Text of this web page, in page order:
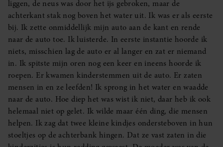
liggen, de neus was door het ijs gebroken, maar de
achterkant stak nog boven het water uit. Ik was er als eerste
bij. Ik zette onmiddellijk mijn auto aan de kant en rende
naar de auto toe. Ik luisterde. In eerste instantie hoorde ik
niets, misschien lag de auto er al langer en zat er niemand
in. Ik spitste mijn oren nog een keer en ineens hoorde ik
roepen. Er kwamen kinderstemmen uit de auto. Er zaten
mensen in en ze leefden! Ik sprong in het water en waadde
naar de auto. Hoe diep het was wist ik niet, daar heb ik ook
helemaal niet op gelet. Ik wilde maar één ding, die mensen
helpen. Ik zag dat twee kleine kindjes ondersteboven in hun
stoeltjes op de achterbank hingen. Dat ze vast zaten in die